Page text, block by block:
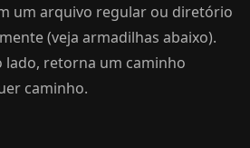
um arquivo regular ou diretório
(veja armadilhas abaixo).
lado, retorna um caminho
caminho.